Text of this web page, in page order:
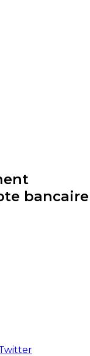
bancaire